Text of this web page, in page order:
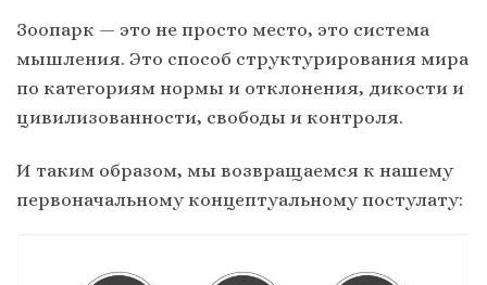
Зоопарк — это не просто место, это система
мышления. Это способ структурирования мира
по категориям нормы и отклонения, дикости и
цивилизованности, свободы и контроля.
И таким образом, мы возвращаемся к нашему
первоначальному концептуальному постулату: